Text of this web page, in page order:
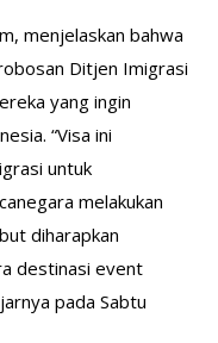
menjelaskan bahwa
Ditjen Imigrasi
yang ingin
“Visa ini
untuk
melakukan
diharapkan
destinasi event
pada Sabtu